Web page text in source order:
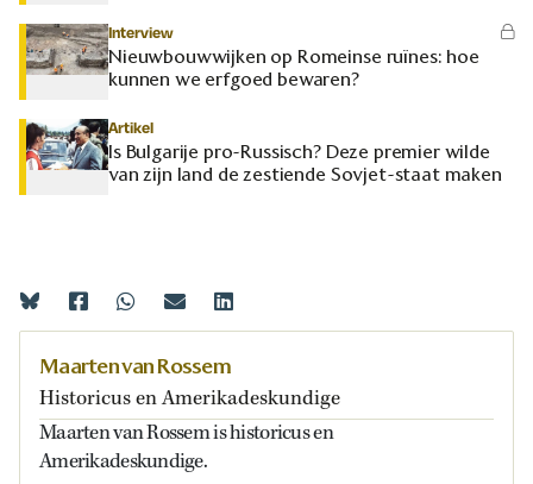
Interview
Nieuwbouwwijken op Romeinse ruïnes: hoe
kunnen we erfgoed bewaren?
Artikel
Is Bulgarije pro-Russisch? Deze premier wilde
van zijn land de zestiende Sovjet-staat maken
Maarten van Rossem
Historicus en Amerikadeskundige
Maarten van Rossem is historicus en
Amerikadeskundige.